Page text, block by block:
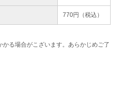
770円（税込）
る場合がこざいます。あらかじめご了